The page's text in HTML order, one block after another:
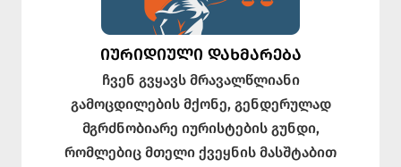
ᲘᲣᲠᲘᲓᲘᲣᲚᲘ ᲓᲐᲮᲛᲐᲠᲔᲑᲐ
ჩვენ გვყავს მრავალწლიანი
გამოცდილების მქონე, გენდერულად
მგრძნობიარე იურისტების გუნდი,
რომლებიც მთელი ქვეყნის მასშტაბით